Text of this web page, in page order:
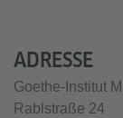
ADRESSE
Goethe-Institut
Rablstraße 24